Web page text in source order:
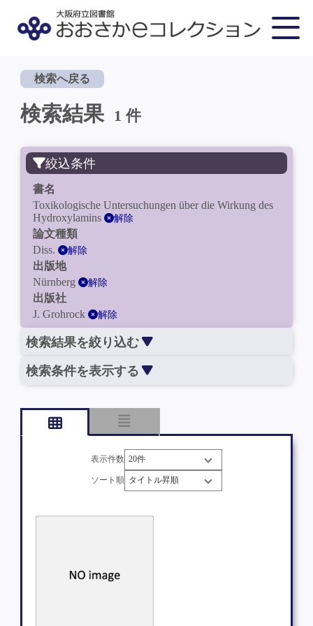
検索へ戻る
検索結果 1 件
絞込条件
書名
Toxikologische Untersuchungen über die Wirkung des
Hydroxylamins
解除
論文種類
Diss.
解除
出版地
Nürnberg
解除
出版社
J. Grohrock
解除
検索結果を絞り込む
検索条件を表示する
表示件数
ソート順